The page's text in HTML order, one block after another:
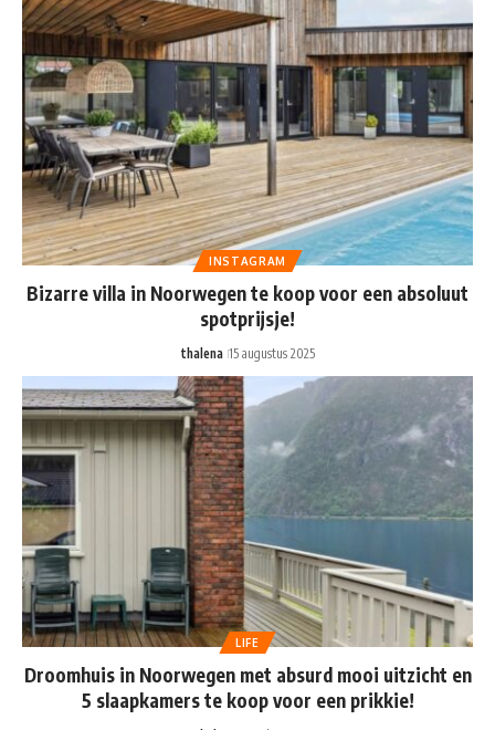
INSTAGRAM
Bizarre villa in Noorwegen te koop voor een absoluut
spotprijsje!
thalena 15 augustus 2025
LIFE
Droomhuis in Noorwegen met absurd mooi uitzicht en
5 slaapkamers te koop voor een prikkie!